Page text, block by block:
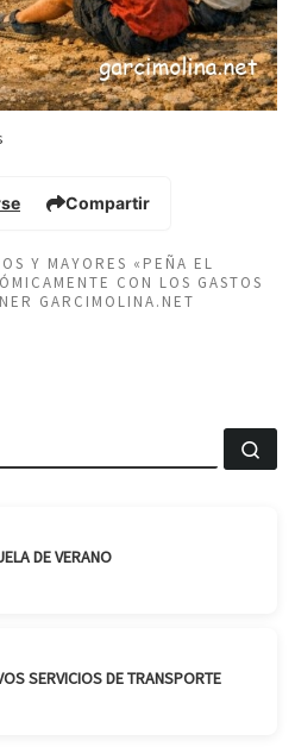
Compartir
Y MAYORES «PEÑA EL
CON LOS GASTOS
GARCIMOLINA.NET
DE VERANO
SERVICIOS DE TRANSPORTE